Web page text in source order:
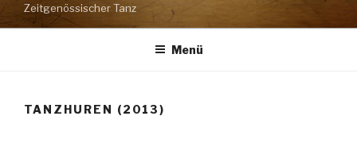
Zeitgenössischer Tanz
Menü
TANZHUREN (2013)